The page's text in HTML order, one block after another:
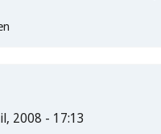
2008 - 17:13